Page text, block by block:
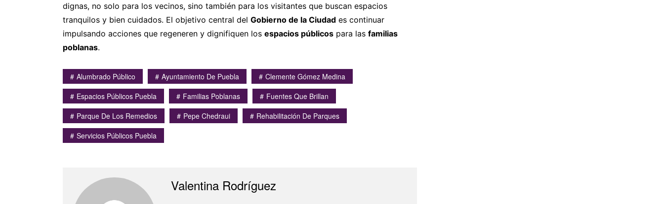
dignas, no solo para los vecinos, sino también para los visitantes que buscan espacios
tranquilos y bien cuidados. El objetivo central del Gobierno de la Ciudad es continuar
impulsando acciones que regeneren y dignifiquen los espacios públicos para las familias
poblanas.
Alumbrado Público Ayuntamiento De Puebla
Clemente Gómez Medina
Espacios Públicos Puebla
Familias Poblanas
Fuentes Que Brillan
Parque De Los Remedios
Pepe Chedraui
Rehabilitación De Parques
Servicios Públicos Puebla
Valentina Rodríguez